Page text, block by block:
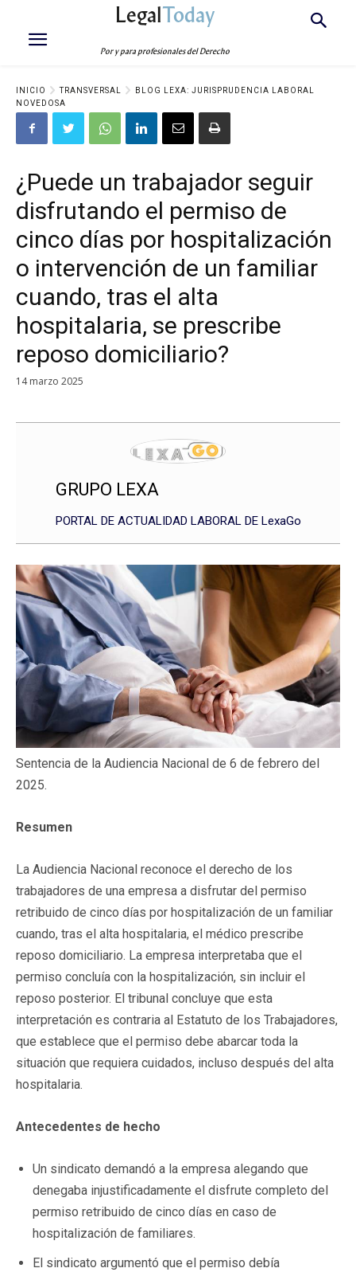
LegalToday
Por y para profesionales del Derecho
INICIO TRANSVERSAL
BLOG LEXA: JURISPRUDENCIA LABORAL
NOVEDOSA
¿Puede un trabajador seguir
disfrutando el permiso de
cinco días por hospitalización
o intervención de un familiar
cuando, tras el alta
hospitalaria, se prescribe
reposo domiciliario?
14 marzo 2025
GRUPO LEXA
PORTAL DE ACTUALIDAD LABORAL DE LexaGo
Sentencia de la Audiencia Nacional de 6 de febrero del
2025.
Resumen
La Audiencia Nacional reconoce el derecho de los
trabajadores de una empresa a disfrutar del permiso
retribuido de cinco días por hospitalización de un familiar
cuando, tras el alta hospitalaria, el médico prescribe
reposo domiciliario. La empresa interpretaba que el
permiso concluía con la hospitalización, sin incluir el
reposo posterior. El tribunal concluye que esta
interpretación es contraria al Estatuto de los Trabajadores,
que establece que el permiso debe abarcar toda la
situación que requiera cuidados, incluso después del alta
hospitalaria.
Antecedentes de hecho
Un sindicato demandó a la empresa alegando que
denegaba injustificadamente el disfrute completo del
permiso retribuido de cinco días en caso de
hospitalización de familiares.
El sindicato argumentó que el permiso debía